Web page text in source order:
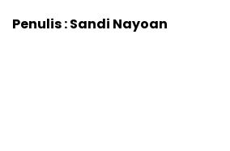
Penulis : Sandi Nayoan